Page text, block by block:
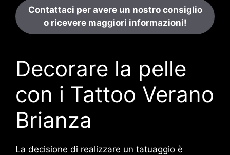
Contattaci per avere un nostro consiglio
o ricevere maggiori informazioni!
Decorare la pelle
con i Tattoo Verano
Brianza
La decisione di realizzare un tatuaggio è